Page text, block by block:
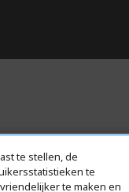
te stellen, de
te
te maken en